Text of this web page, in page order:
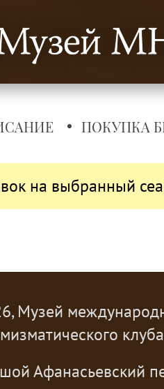
ПОКУПКА
на выбранный
Музей
Афанасьевский